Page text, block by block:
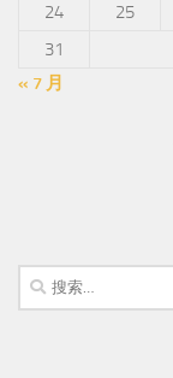
24
25
31
« 7 月
搜
索：